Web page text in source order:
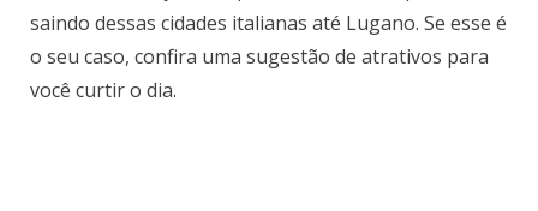
saindo dessas cidades italianas até Lugano. Se esse é
o seu caso, confira uma sugestão de atrativos para
você curtir o dia.